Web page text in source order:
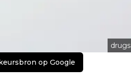
drugs
op Google